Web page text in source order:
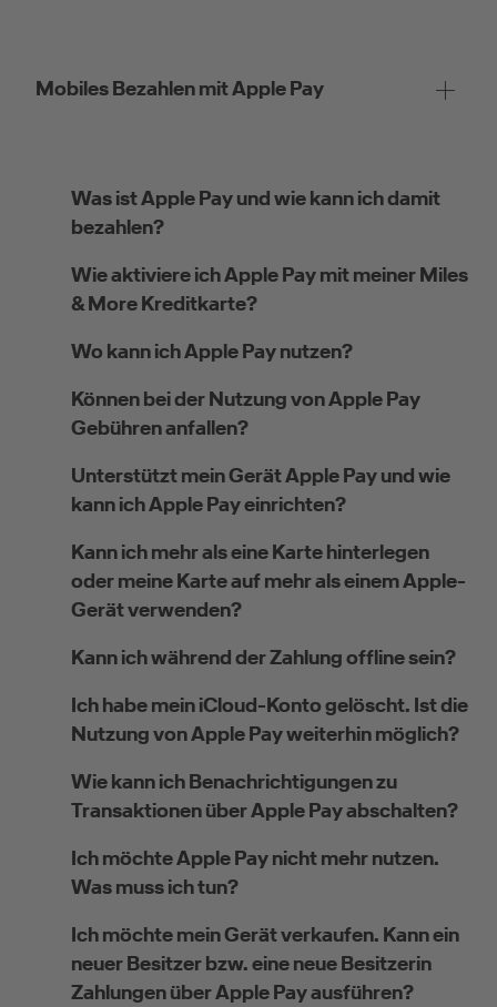
Mobiles Bezahlen mit Apple Pay
Was ist Apple Pay und wie kann ich damit
bezahlen?
Wie aktiviere ich Apple Pay mit meiner Miles
& More Kreditkarte?
Wo kann ich Apple Pay nutzen?
Können bei der Nutzung von Apple Pay
Gebühren anfallen?
Unterstützt mein Gerät Apple Pay und wie
kann ich Apple Pay einrichten?
Kann ich mehr als eine Karte hinterlegen
oder meine Karte auf mehr als einem Apple-
Gerät verwenden?
Kann ich während der Zahlung offline sein?
Ich habe mein iCloud-Konto gelöscht. Ist die
Nutzung von Apple Pay weiterhin möglich?
Wie kann ich Benachrichtigungen zu
Transaktionen über Apple Pay abschalten?
Ich möchte Apple Pay nicht mehr nutzen.
Was muss ich tun?
Ich möchte mein Gerät verkaufen. Kann ein
neuer Besitzer bzw. eine neue Besitzerin
Zahlungen über Apple Pay ausführen?